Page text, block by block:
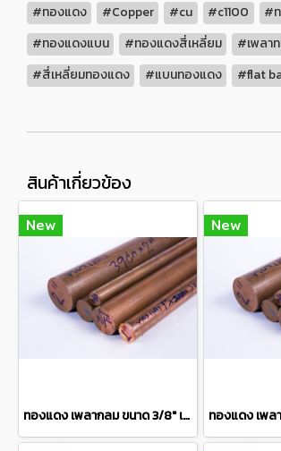
#ทองแดง #Copper #cu #c1100
#
#ทองแดงแบน
#ทองแดงสี่เหลี่ยม
#เพลา
#สี่เหลี่ยมทองแดง
#แบนทองแดง #flat
สินค้าเกี่ยวข้อง
New
ทองแดง เพลากลม ขนาด 3/8" เกรด C1100 Copper round bar แบ่งขายความยาว 10 เซนติเมตร
New